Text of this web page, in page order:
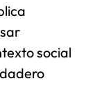
social